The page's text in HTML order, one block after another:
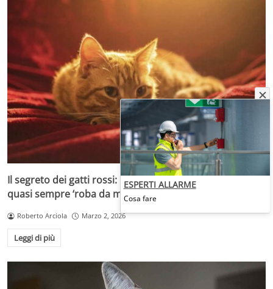
Il segreto dei gatti rossi: perché il colore arancione è
quasi sempre ‘roba da maschi
Roberto Arciola Marzo 2, 2026
Leggi di più
ESPERTI ALLARME
Cosa fare